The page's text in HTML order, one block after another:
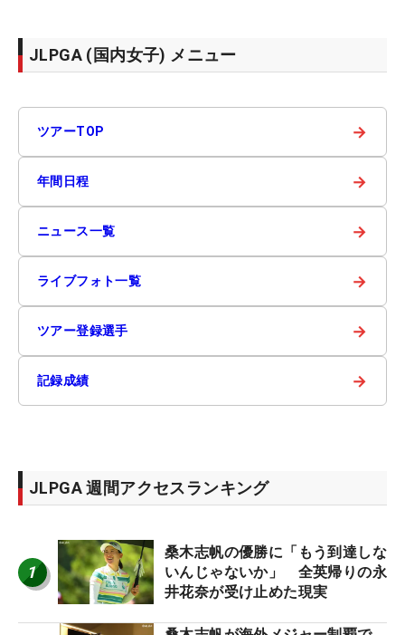
JLPGA (国内女子) メニュー
ツアーTOP →
年間日程 →
ニュース一覧 →
ライブフォト一覧 →
ツアー登録選手 →
記録成績 →
JLPGA 週間アクセスランキング
1
桑木志帆の優勝に「もう到達しな
いんじゃないか」 全英帰りの永
井花奈が受け止めた現実